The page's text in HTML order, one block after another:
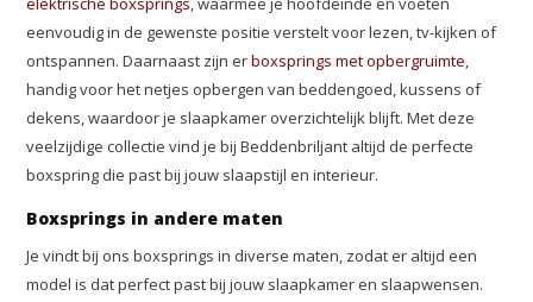
eenvoudig in de gewenste positie verstelt voor lezen, tv-kijken of
ontspannen. Daarnaast zijn erboxsprings met opbergruimte,
handig voor het netjes opbergen van beddengoed, kussens of
dekens, waardoor je slaapkamer overzichtelijk blijft. Met deze
veelzijdige collectie vind je bij Beddenbriljant altijd de perfecte
boxspring die past bij jouw slaapstijl en interieur.
Boxsprings in andere maten
Je vindt bij ons boxsprings in diverse maten, zodat er altijd een
model is dat perfect past bij jouw slaapkamer en slaapwensen.